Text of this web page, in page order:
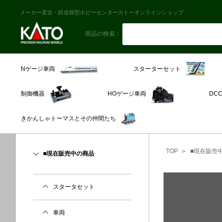
メーカー直送・鉄道模型ホビーセンターカトーオンラインショップ
商品の検索：
Nゲージ車両 スターターセット
制御機器 HOゲージ車両 DCC
きかんしゃトーマスとその仲間たち
TOP ■現在販売
■現在販売中の商品
スタータセット
車両